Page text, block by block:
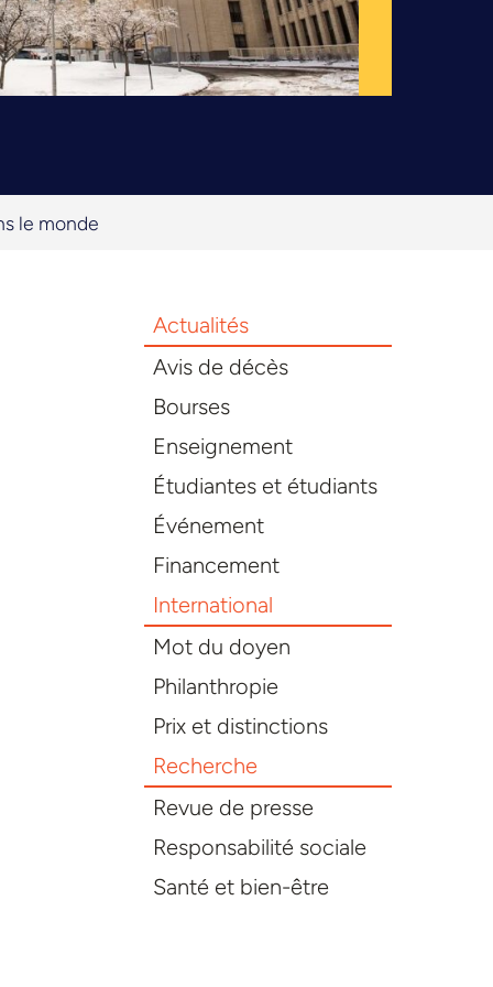
le monde
Actualités
Avis de décès
Bourses
Enseignement
Étudiantes et étudiants
Événement
Financement
International
Mot du doyen
Philanthropie
Prix et distinctions
Recherche
Revue de presse
Responsabilité sociale
Santé et bien-être